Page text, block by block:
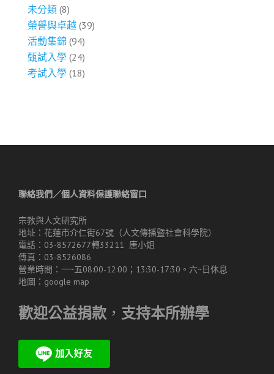
未分類 (8)
榮譽與卓越 (39)
活動集錦 (94)
甄試入學 (24)
考試入學 (18)
聯絡我們／個人資料保護聯絡窗口
宗教與人文研究所
地址：花蓮市介仁街67號（人文傳播暨社會科學院）
電話：03-8572677轉33211 唐小姐
傳真：03-8526086
營業時間：一~五08:00-12:00；13:30-17:30。六~日休息
地圖： google map
歡迎公益捐款 ， 支持本所辦學